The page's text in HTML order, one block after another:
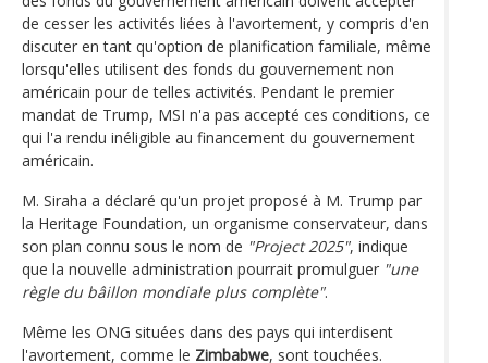
de cesser les activités liées à l'avortement, y compris d'en
discuter en tant qu'option de planification familiale, même
lorsqu'elles utilisent des fonds du gouvernement non
américain pour de telles activités. Pendant le premier
mandat de Trump, MSI n'a pas accepté ces conditions, ce
qui l'a rendu inéligible au financement du gouvernement
américain.
M. Siraha a déclaré qu'un projet proposé à M. Trump par
la Heritage Foundation, un organisme conservateur, dans
son plan connu sous le nom de "Project 2025", indique
que la nouvelle administration pourrait promulguer "une
règle du bâillon mondiale plus complète".
Même les ONG situées dans des pays qui interdisent
l'avortement, comme le Zimbabwe, sont touchées.